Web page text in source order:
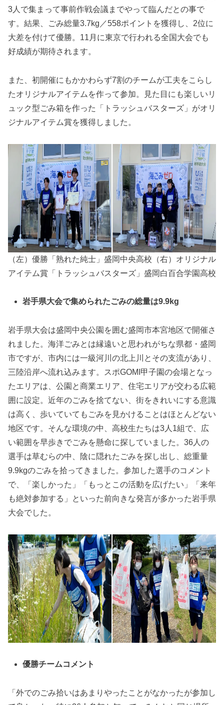
3人で集まって事前作戦会議までやって臨んだとの事で
す。結果、ごみ総量3.7kg／558ポイントを獲得し、2位に
大差を付けて優勝。11月に東京で行われる全国大会でも
好成績が期待されます。
また、初開催にもかかわらず7割のチームが工夫をこらし
たオリジナルアイテムを作って参加。見た目にも楽しいリ
ュック型ごみ箱を作った「トラッシュバスターズ」がオリ
ジナルアイテム賞を獲得しました。
（左）優勝「熟れた純士」盛岡中央高校（右）オリジナル
アイテム賞「トラッシュバスターズ」盛岡白百合学園高校
岩手県大会で集められたごみの総量は9.9kg
岩手県大会は盛岡中央公園を囲む盛岡市本宮地区で開催さ
れました。海洋ごみとは縁遠いと思われがちな県都・盛岡
市ですが、市内には一級河川の北上川とその支流があり、
三陸沿岸へ流れ込みます。スポGOMI甲子園の会場となっ
たエリアは、公園と商業エリア、住宅エリアが交わる広範
囲に設定。近年のごみを捨てない、街をきれいにする意識
は高く、歩いていてもごみを見かけることはほとんどない
地区です。そんな環境の中、高校生たちは3人1組で、広
い範囲を早歩きでごみを懸命に探していました。36人の
選手は草むらの中、陰に隠れたごみを探し出し、総重量
9.9kgのごみを拾ってきました。参加した選手のコメント
で、「楽しかった」「もっとこの活動を広げたい」「来年
も絶対参加する」といった前向きな発言が多かった岩手県
大会でした。
優勝チームコメント
「外でのごみ拾いはあまりやったことがなかったが参加し